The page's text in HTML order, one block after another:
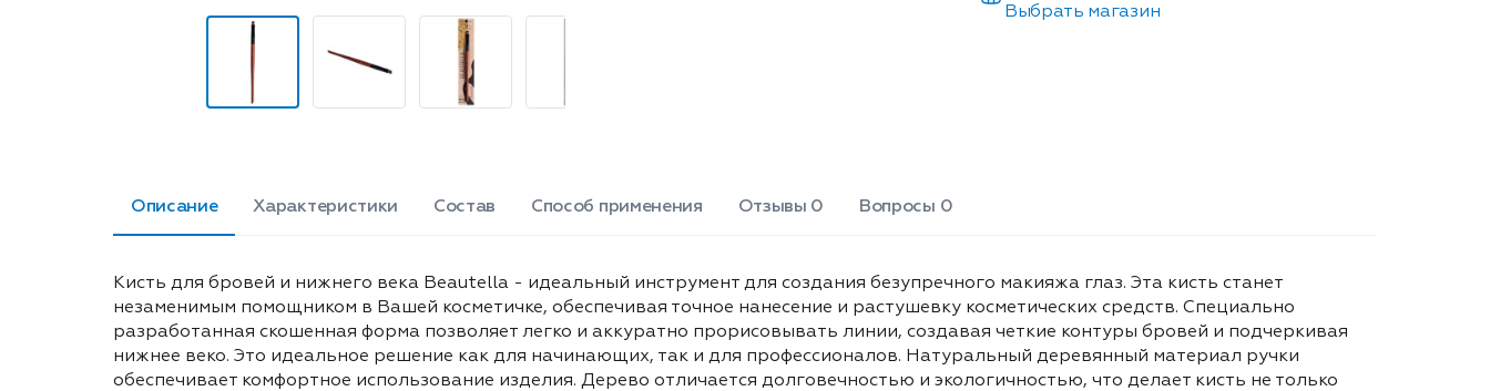
использование изделия. Дерево
безопасной для окружающей среды.
предотвращая раздражения.
кисти. Эта кисть идеально подходит
как для нанесения сухих, так и
кремовых текстур теней или гелей.
Благодаря своей универсальности,
она поможет Вам создать любой
Выбрать магазин
Описание Характеристики Состав Способ применения Отзывы 0 Вопросы 0
Кисть для бровей и нижнего века Beautella - идеальный инструмент для создания безупречного макияжа глаз. Эта кисть станет
незаменимым помощником в Вашей косметичке, обеспечивая точное нанесение и растушевку косметических средств. Специально
разработанная скошенная форма позволяет легко и аккуратно прорисовывать линии, создавая четкие контуры бровей и подчеркивая
нижнее веко. Это идеальное решение как для начинающих, так и для профессионалов. Натуральный деревянный материал ручки
обеспечивает комфортное использование изделия. Дерево отличается долговечностью и экологичностью, что делает кисть не только